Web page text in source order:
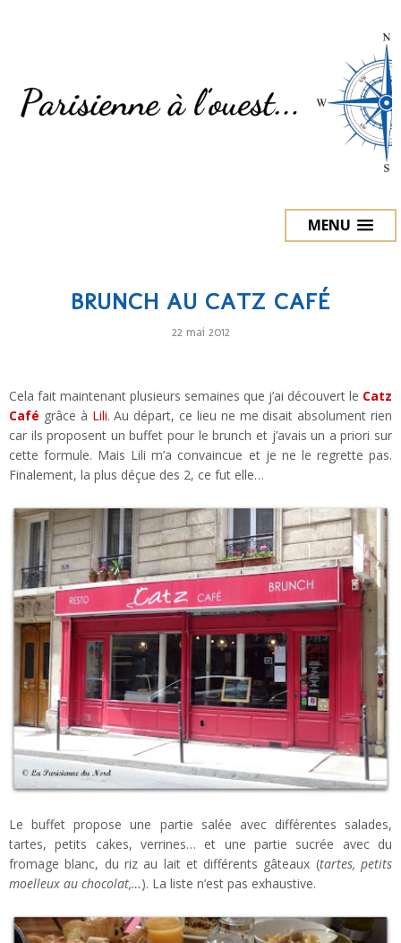
MENU
BRUNCH AU CATZ CAFÉ
22 mai 2012
Cela fait maintenant plusieurs semaines que j’ai découvert le Catz
Café grâce à Lili. Au départ, ce lieu ne me disait absolument rien
car ils proposent un buffet pour le brunch et j’avais un a priori sur
cette formule. Mais Lili m’a convaincue et je ne le regrette pas.
Finalement, la plus déçue des 2, ce fut elle…
Le buffet propose une partie salée avec différentes salades,
tartes, petits cakes, verrines… et une partie sucrée avec du
fromage blanc, du riz au lait et différents gâteaux (tartes, petits
moelleux au chocolat,…). La liste n’est pas exhaustive.